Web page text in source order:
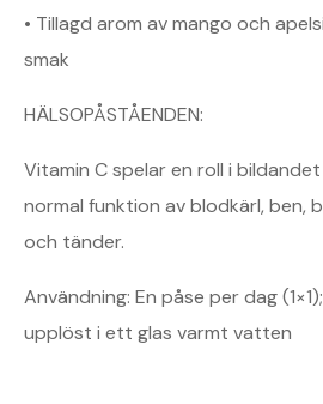
• Tillagd arom av mango och
smak
HÄLSOPÅSTÅENDEN:
Vitamin C spelar en roll i
normal funktion av blodkärl, ben,
och tänder.
Användning: En påse per dag
upplöst i ett glas varmt vatten